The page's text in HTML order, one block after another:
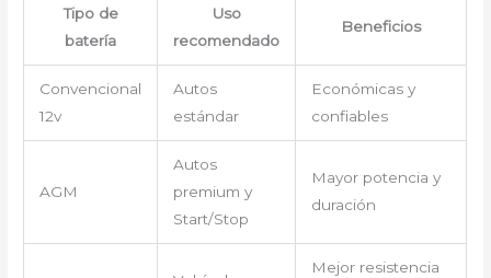
Tipo de
batería
Uso
recomendado
Beneficios
Convencional
12v
Autos
estándar
Económicas y
confiables
AGM
Autos
premium y
Start/Stop
Mayor potencia y
duración
Mejor resistencia